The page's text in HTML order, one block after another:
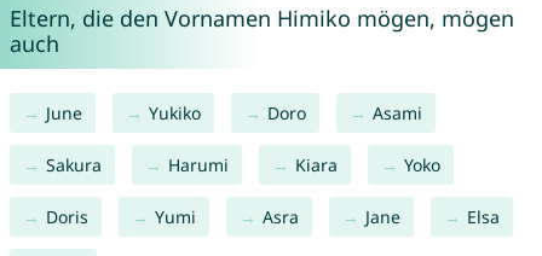
Eltern, die den Vornamen Himiko mögen, mögen
auch
June Yukiko Doro Asami
Sakura Harumi Kiara Yoko
Doris Yumi Asra Jane Elsa